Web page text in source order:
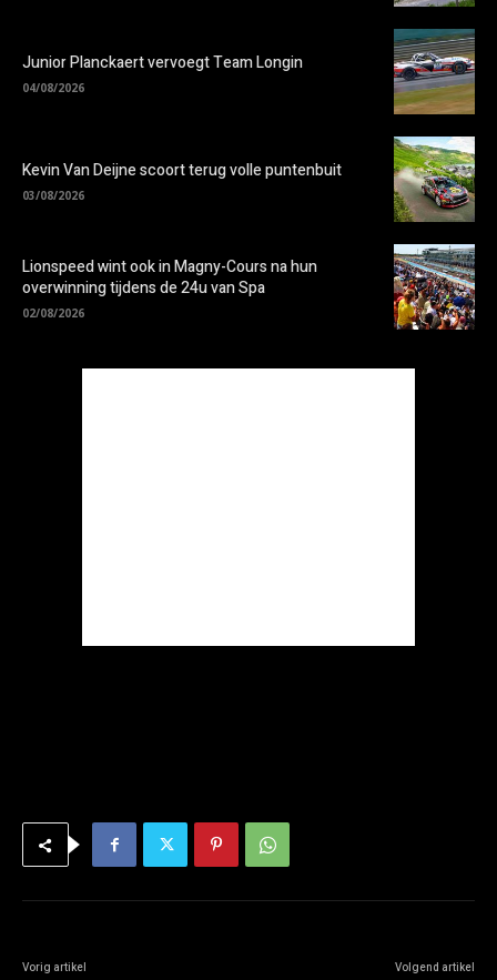
Junior Planckaert vervoegt Team Longin
04/08/2026
Kevin Van Deijne scoort terug volle puntenbuit
03/08/2026
Lionspeed wint ook in Magny-Cours na hun
overwinning tijdens de 24u van Spa
02/08/2026
Vorig artikel Volgend artikel